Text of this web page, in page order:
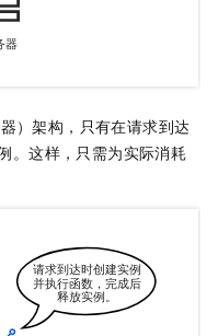
）架构，只有在请求到达
。这样，只需为实际消耗